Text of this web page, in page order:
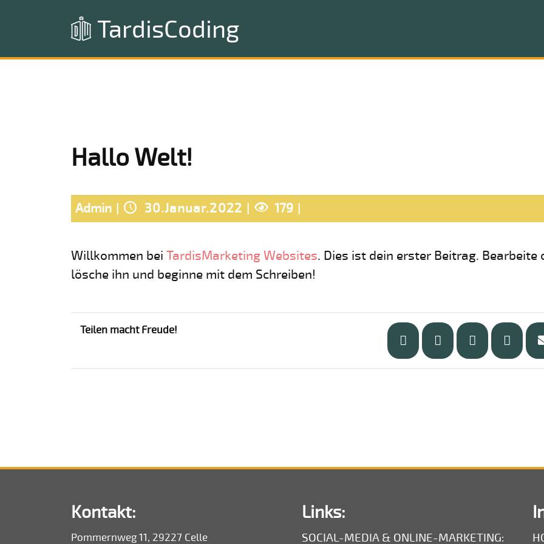
TardisCoding
Hallo Welt!
Admin 30.Januar.2022 179
Willkommen bei TardisMarketing Websites. Dies ist dein erster Beitrag. Bearbeite
lösche ihn und beginne mit dem Schreiben!
Teilen macht Freude!
Kontakt:
Pommernweg 11, 29227 Celle
Links:
SOCIAL-MEDIA & ONLINE-MARKETING: